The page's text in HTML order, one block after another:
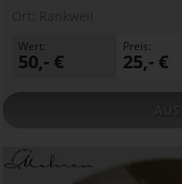
Wert:
50,- €
Preis:
25,- €